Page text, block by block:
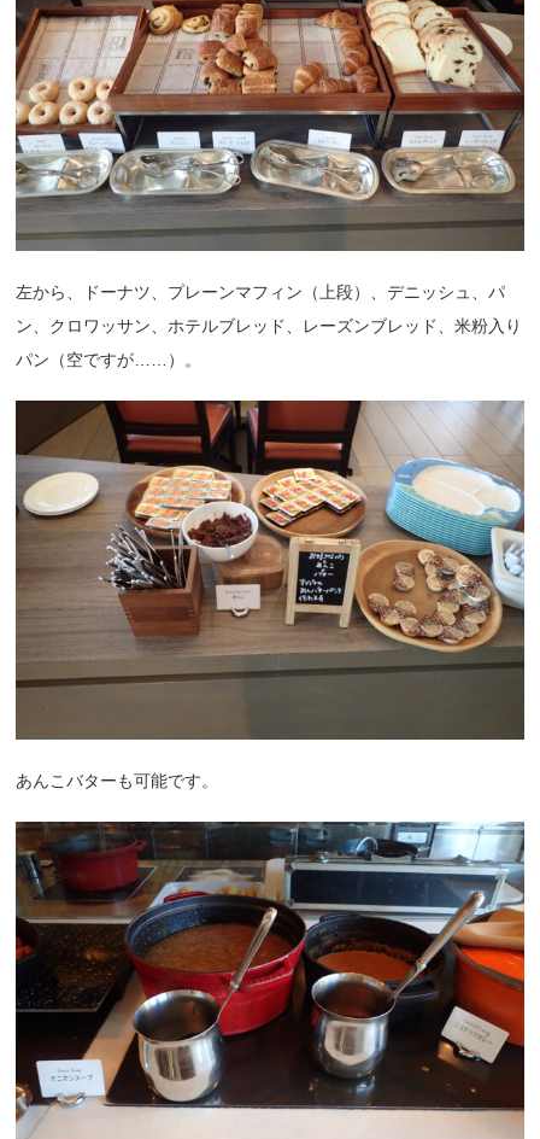
左から、ドーナツ、プレーンマフィン（上段）、デニッシュ、パ
ン、クロワッサン、ホテルブレッド、レーズンブレッド、米粉入り
パン（空ですが……）。
あんこバターも可能です。